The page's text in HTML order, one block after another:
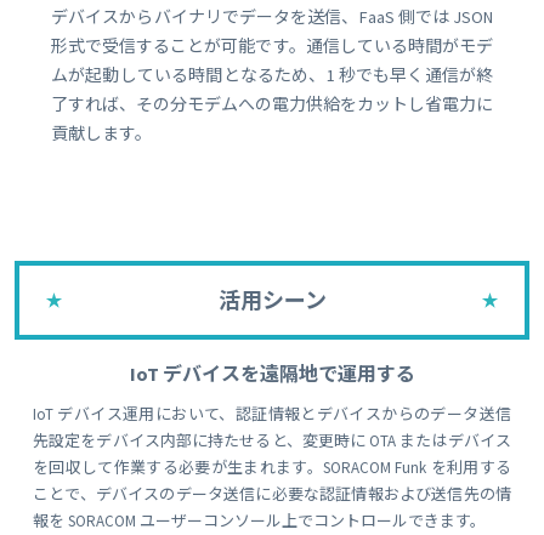
デバイスからバイナリでデータを送信、FaaS 側では JSON
形式で受信することが可能です。通信している時間がモデ
ムが起動している時間となるため、1 秒でも早く通信が終
了すれば、その分モデムへの電力供給をカットし省電力に
貢献します。
活用シーン
IoT デバイスを遠隔地で運用する
IoT デバイス運用において、認証情報とデバイスからのデータ送信
先設定をデバイス内部に持たせると、変更時に OTA またはデバイス
を回収して作業する必要が生まれます。SORACOM Funk を利用する
ことで、デバイスのデータ送信に必要な認証情報および送信先の情
報を SORACOM ユーザーコンソール上でコントロールできます。